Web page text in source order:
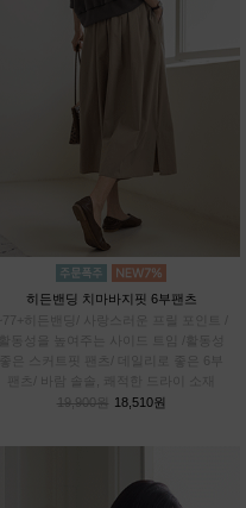
히든밴딩 치마바지핏 6부팬츠
~77+히든밴딩/ 사랑스러운 프릴 포인트 /
활동성을 높여주는 사이드 트임 /활동성
좋은 스커트핏 팬츠/ 데일리로 좋은 6부
팬츠/ 바람 솔솔, 쾌적한 드라이 소재
19,900원 18,510원